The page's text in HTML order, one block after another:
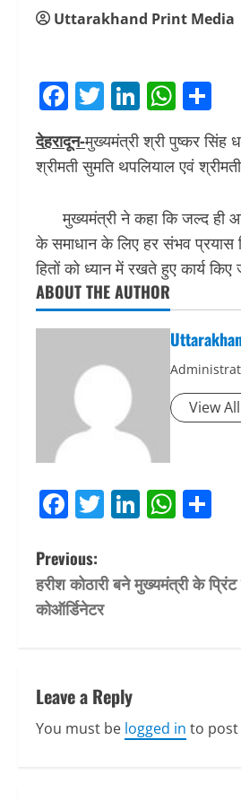
Uttarakhand Print Media
Facebook
Twitter
LinkedIn
देहरादून-मुख्यमंत्री श्री पुष्कर सिंह
श्रीमती सुमति थपलियाल एवं
मुख्यमंत्री ने कहा कि जल्द ही
के समाधान के लिए हर संभव प्रयास
हितों को ध्यान में रखते हुए कार्य किए
ABOUT THE AUTHOR
View
Facebook
Twitter
LinkedIn
P
o
n
Previous:
हरीश कोठारी बने मुख्यमंत्री के
कोऑर्डिनेटर
Leave a Reply
You must be logged in to post